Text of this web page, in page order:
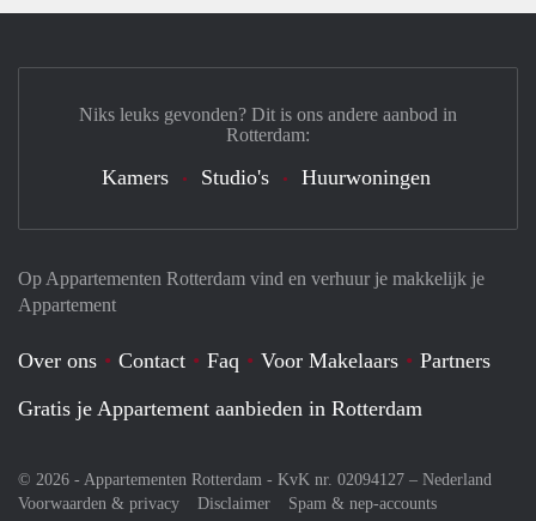
Op Appartementen Rotterdam vind en verhuur je makkelijk je
Appartement
Over ons Contact Faq Voor Makelaars
Partners
Gratis je Appartement aanbieden in Rotterdam
© 2026 - Appartementen Rotterdam - KvK nr. 02094127 – Nederland
Voorwaarden & privacy
Disclaimer
Spam & nep-accounts
Niks leuks gevonden? Dit is ons andere aanbod in
Rotterdam:
Kamers Studio's Huurwoningen